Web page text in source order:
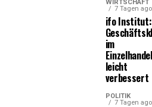
WIRTSCHAFT
7 Tagen ago
ifo Institut:
im
Einzelhandel
leicht
verbessert
POLITIK
7 Tagen ago